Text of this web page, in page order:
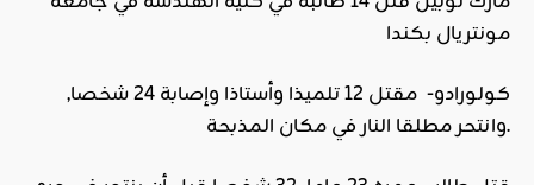
مونتريال بكندا
كولورادو- مقتل 12 تلميذا وأستاذا وإصابة 24 شخصا,
وانتحر مطلقا النار في مكان المذبحة.